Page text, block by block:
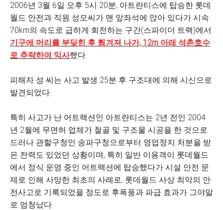
2006년 3월 6일 오후 5시 20분, 아트란티스에 탑승한 롯데
월드 안전과 직원 성모씨가 맨 앞좌석에 앉아 있다가 시속
70km의 속도로 급하게 회전하는 구간(스파이더 트랙)에서
기구에 머리를 부딪힌 후 튕겨져 나가, 12m 아래 석촌호수
로 추락하여 익사했다.
피해자 성 씨는 사고 발생 25분 후 구조대에 의해 시신으로
발견되었다.
특히 사고가 난 어트랙션인 아트란티스는 2년 전인 2004
년 2월에 무면허 업체가 철골 및 구조물 시공을 한 것으로
드러나 관할구청인 송파구청으로부터 영업정지 처분을 받
은 전력도 있었던 상황이며, 특히 일반 이용객이 롯데월드
에서 정식 운영 중인 어트랙션에 탑승했다가 시설 안전 문
제로 인해 사망한 최초의 사례로, 롯데월드 사상 최악의 안
전사고로 기록되었을 정도로 후폭풍과 파급 효과가 그야말
로 엄청났다.